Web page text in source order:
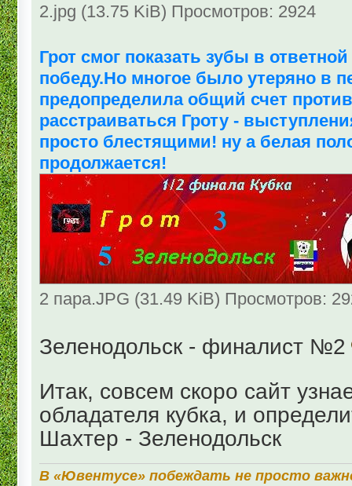
2.jpg (13.75 KiB) Просмотров: 2924
Грот смог показать зубы в
победу.Но многое было утеряно в
предопределила общий счет
расстраиваться Гроту -
просто блестящими! ну а белая
продолжается!
2 пара.JPG (31.49 KiB) Просмотров:
Зеленодольск - финалист №2
Итак, совсем скоро сайт
обладателя кубка, и
Шахтер - Зеленодольск
В «Ювентусе» побеждать не просто